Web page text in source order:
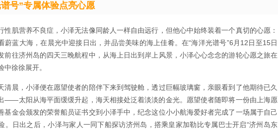
号”专属体验点亮心愿
性肌营养不良症，小泽无法像同龄人一样自由远行，但他心中始终装着一个真切的心愿：
蔚蓝大海，在晨光中迎接日出，并品尝美味的海上佳肴。在“海洋光谱号”6月12日至15日
前往济州岛的四天三晚航程中，从海上日出到岸上风景，小泽心心念念的游轮心愿之旅在
中徐徐展开。
清晨，小泽便在愿望使者的陪伴下来到驾驶舱，透过巨幅玻璃窗，亲眼看到了他期待已久
——太阳从海平面缓缓升起，海天相接处泛着淡淡的金光。愿望使者随即将一份由上海愿
基金会颁发的荣誉船员证书交到小泽手中，纪念这位小小航海爱好者完成了一场属于自己
。日出之后，小泽与家人一同下船探访济州岛，搭乘皇家加勒比专属巴士开启“济州岛东